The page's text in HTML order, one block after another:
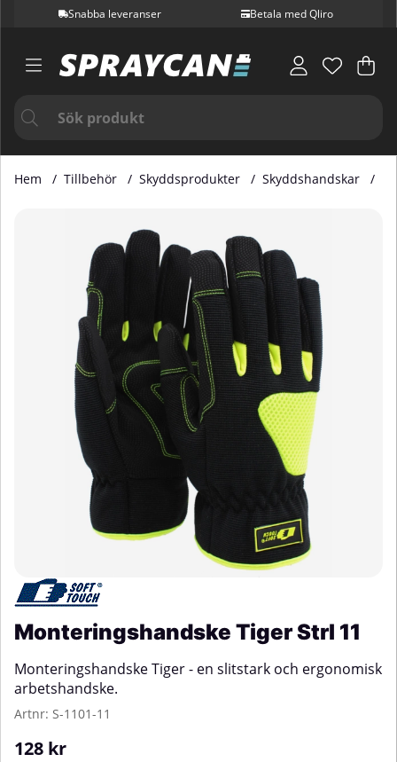
Snabba leveranser Betala med Qliro
.
Hem Tillbehör Skyddsprodukter Skyddshandskar
Monteringshandske Tiger Strl 11
Monteringshandske Tiger - en slitstark och ergonomisk
arbetshandske.
Artnr: S-1101-11
128 kr